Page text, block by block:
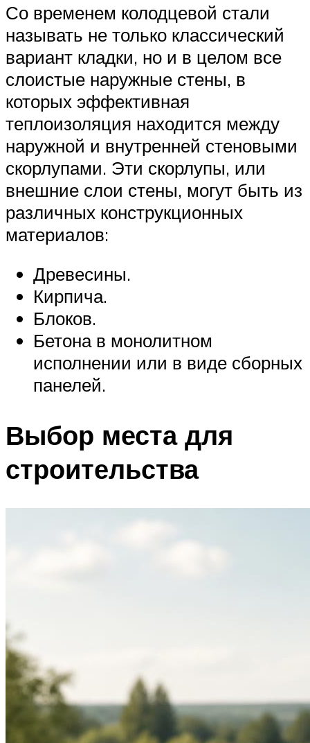
Со временем колодцевой стали
называть не только классический
вариант кладки, но и в целом все
слоистые наружные стены, в
которых эффективная
теплоизоляция находится между
наружной и внутренней стеновыми
скорлупами. Эти скорлупы, или
внешние слои стены, могут быть из
различных конструкционных
материалов:
Древесины.
Кирпича.
Блоков.
Бетона в монолитном
исполнении или в виде сборных
панелей.
Выбор места для
строительства